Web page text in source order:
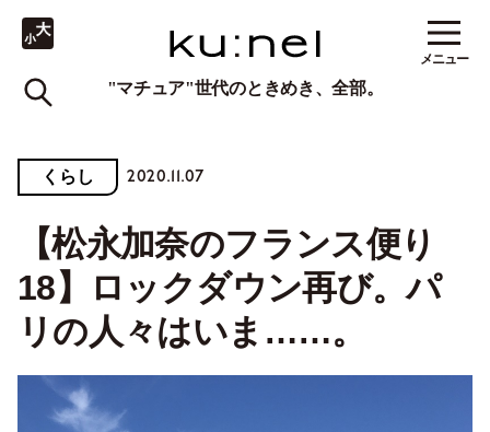
"マチュア"世代のときめき、全部。
メニュー
くらし 2020.11.07
【松永加奈のフランス便り
18】ロックダウン再び。パ
リの人々はいま……。